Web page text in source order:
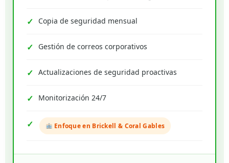
Copia de seguridad mensual
Gestión de correos corporativos
Actualizaciones de seguridad proactivas
Monitorización 24/7
Enfoque en Brickell & Coral Gables